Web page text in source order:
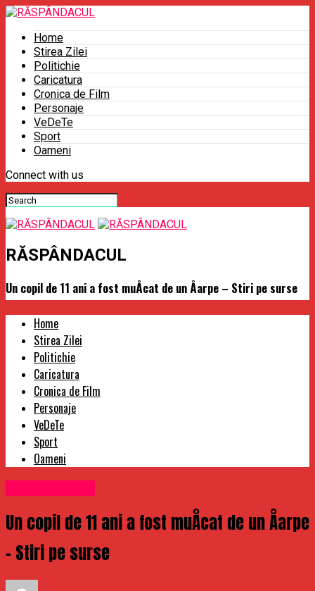
Home
Stirea Zilei
Politichie
Caricatura
Cronica de Film
Personaje
VeDeTe
Sport
Oameni
Connect with us
RĂSPÂNDACUL
Un copil de 11 ani a fost muÅcat de un Åarpe – Stiri pe surse
Home
Stirea Zilei
Politichie
Caricatura
Cronica de Film
Personaje
VeDeTe
Sport
Oameni
Un copil de 11 ani a fost muÅcat de un Åarpe
– Stiri pe surse